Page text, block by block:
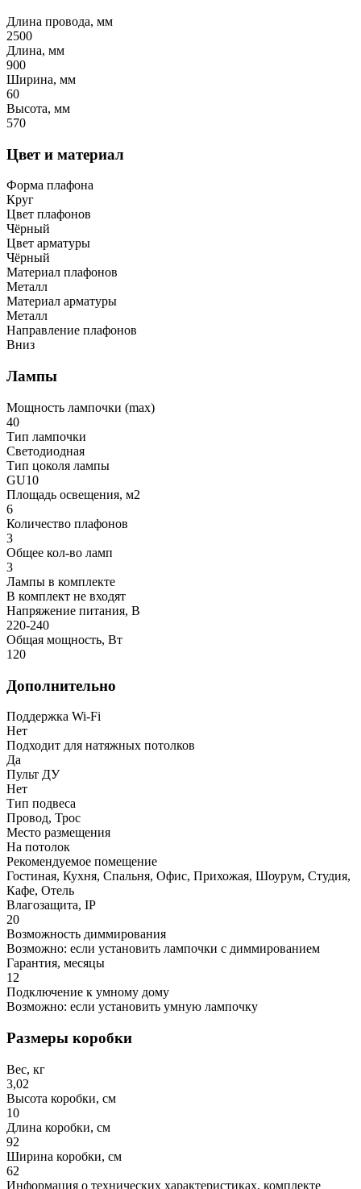
Длина провода, мм
2500
Длина, мм
900
Ширина, мм
60
Высота, мм
570
Цвет и материал
Форма плафона
Круг
Цвет плафонов
Чёрный
Цвет арматуры
Чёрный
Материал плафонов
Металл
Материал арматуры
Металл
Направление плафонов
Вниз
Лампы
Мощность лампочки (max)
40
Тип лампочки
Светодиодная
Тип цоколя лампы
GU10
Площадь освещения, м2
6
Количество плафонов
3
Общее кол-во ламп
3
Лампы в комплекте
В комплект не входят
Напряжение питания, В
220-240
Общая мощность, Вт
120
Дополнительно
Поддержка Wi-Fi
Нет
Подходит для натяжных потолков
Да
Пульт ДУ
Нет
Тип подвеса
Провод, Трос
Место размещения
На потолок
Рекомендуемое помещение
Гостиная, Кухня, Спальня, Офис, Прихожая, Шоурум, Студия,
Кафе, Отель
Влагозащита, IP
20
Возможность диммирования
Возможно: если установить лампочки с диммированием
Гарантия, месяцы
12
Подключение к умному дому
Возможно: если установить умную лампочку
Размеры коробки
Вес, кг
3,02
Высота коробки, см
10
Длина коробки, см
92
Ширина коробки, см
62
Информация о технических характеристиках, комплекте